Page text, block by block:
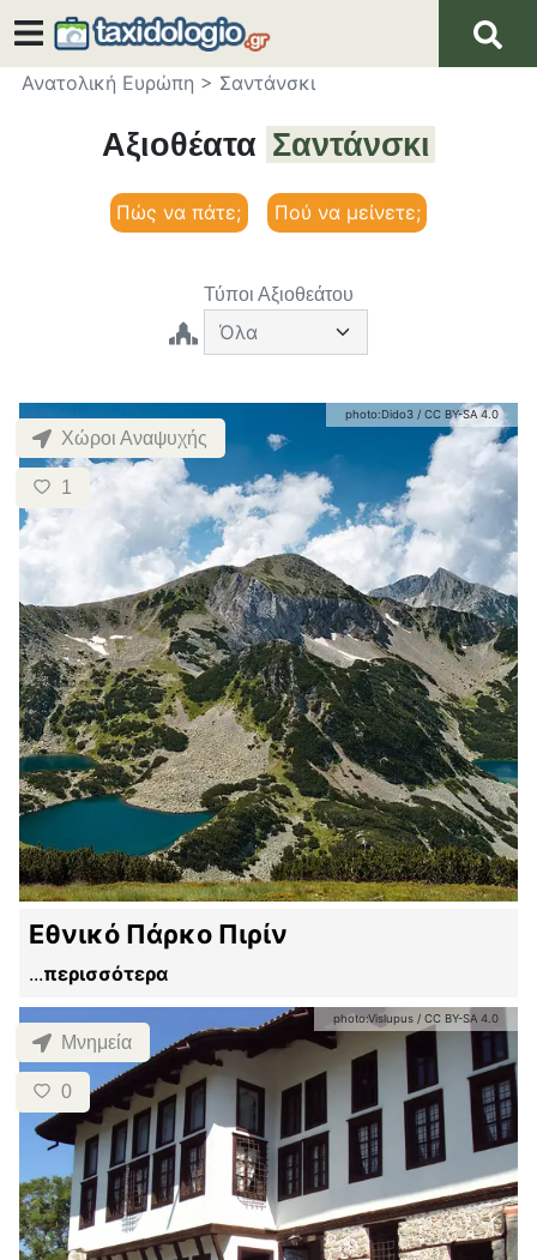
Ανατολική Ευρώπη > Σαντάνσκι
Αξιοθέατα Σαντάνσκι
Πώς να πάτε; Πού να μείνετε;
Τύποι Αξιοθεάτου
photo:Dido3 / CC BY-SA 4.0
Χώροι Αναψυχής
1
Εθνικό Πάρκο Πιρίν
...περισσότερα
photo:Vislupus / CC BY-SA 4.0
Μνημεία
0